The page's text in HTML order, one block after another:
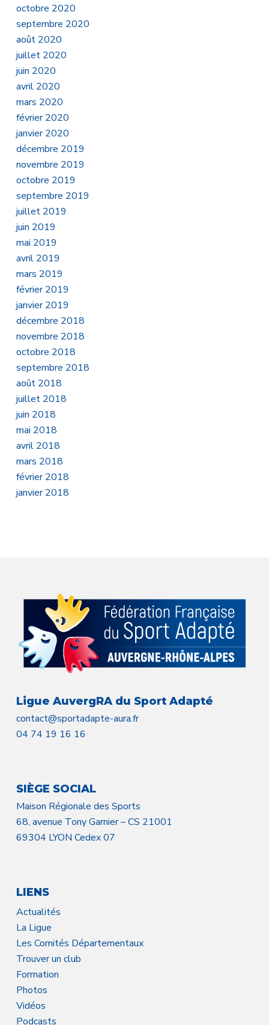
octobre 2020
septembre 2020
août 2020
juillet 2020
juin 2020
avril 2020
mars 2020
février 2020
janvier 2020
décembre 2019
novembre 2019
octobre 2019
septembre 2019
juillet 2019
juin 2019
mai 2019
avril 2019
mars 2019
février 2019
janvier 2019
décembre 2018
novembre 2018
octobre 2018
septembre 2018
août 2018
juillet 2018
juin 2018
mai 2018
avril 2018
mars 2018
février 2018
janvier 2018
Ligue AuvergRA du Sport Adapté
contact@sportadapte-aura.fr
04 74 19 16 16
SIÈGE SOCIAL
Maison Régionale des Sports
68, avenue Tony Garnier – CS 21001
69304 LYON Cedex 07
LIENS
Actualités
La Ligue
Les Comités Départementaux
Trouver un club
Formation
Photos
Vidéos
Podcasts